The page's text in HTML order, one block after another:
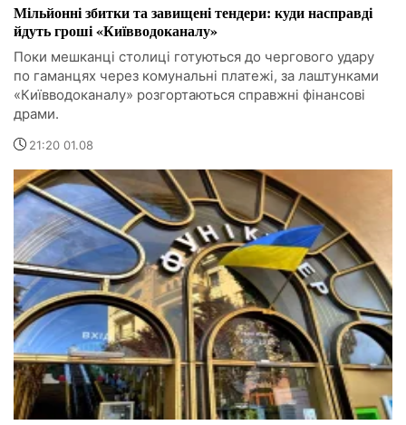
Мільйонні збитки та завищені тендери: куди насправді
йдуть гроші «Київводоканалу»
Поки мешканці столиці готуються до чергового удару
по гаманцях через комунальні платежі, за лаштунками
«Київводоканалу» розгортаються справжні фінансові
драми.
21:20 01.08